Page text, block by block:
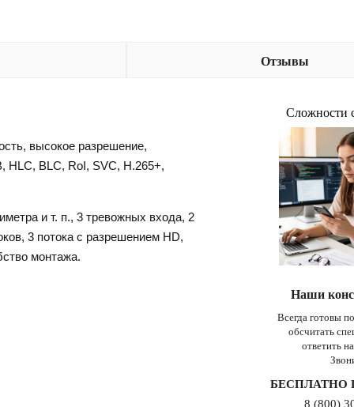
Отзывы
высокое разрешение,
HLC, BLC, RoI, SVC, H.265+,
и т. п., 3 тревожных входа, 2
3 потока с разрешением HD,
монтажа.
Сложности
Наши
Всегда готовы
обсчитать
ответить
БЕСПЛАТНО
8 (800)